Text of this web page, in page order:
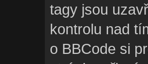
tagy jsou
kontrolu nad
o BBCode si